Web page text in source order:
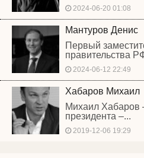
2024-06-20 01:08
Мантуров Денис
Первый
правительства
2024-06-12 22:49
Хабаров Михаил
Михаил Хабаров
президента –...
2019-12-06 19:29